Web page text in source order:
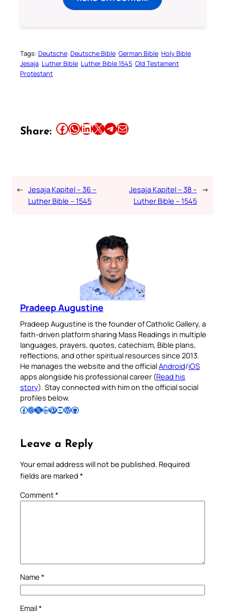
Tags: Deutsche Deutsche Bible German Bible Holy Bible
Jesaja Luther Bible Luther Bible 1545 Old Testament
Protestant
Share: Share this article on Facebook Share this article on WhatsApp Share this article on LinkedIn Share this article on X Share this article on TelegramEmail this Article
← Jesaja Kapitel – 36 –
Luther Bible – 1545
Jesaja Kapitel – 38 –
Luther Bible – 1545
→
Pradeep Augustine
Pradeep Augustine is the founder of Catholic Gallery, a
faith-driven platform sharing Mass Readings in multiple
languages, prayers, quotes, catechism, Bible plans,
reflections, and other spiritual resources since 2013.
He manages the website and the officialAndroid/iOS
apps alongside his professional career (Read his
story). Stay connected with him on the official social
profiles below.
Follow Pradeep on Facebook Follow Pradeep on InstagramFollow Pradeep on X Follow Pradeep on LinkedIn Follow Pradeep on Pinterest Subscribe to Pradeep’s Youtube Channel Follow Pradeep on WordPress Follow Pradeep on GitHub
Leave a Reply
Your email address will not be published. Required
fields are marked *
Comment*
Name *
Email*